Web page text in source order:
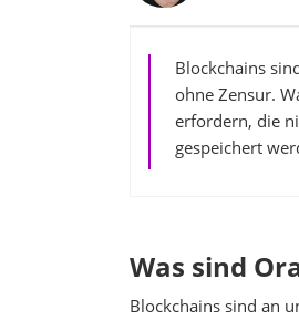
Blockchains
ohne Zensur.
erfordern, die
gespeichert
Was sind
Blockchains sind an